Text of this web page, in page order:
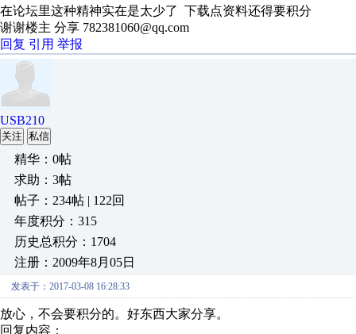
在论坛里这种精神实在是太少了 下载点资料还得要积分
谢谢楼主 分享 782381060@qq.com
回复 引用 举报
USB210
关注 私信
精华：0帖
求助：3帖
帖子：234帖 | 122回
年度积分：315
历史总积分：1704
注册：2009年8月05日
发表于：2017-03-08 16:28:33
放心，不会要积分的。好东西大家分享。
回复内容：